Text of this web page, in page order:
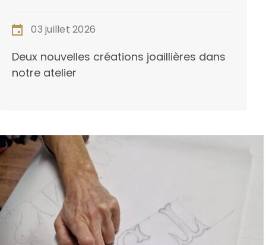
03 juillet 2026
Deux nouvelles créations joaillières dans
notre atelier